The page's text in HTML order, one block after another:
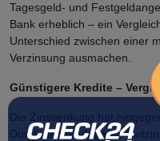
Tagesgeld- und
Bank erheblich – ein
Unterschied zwischen einer
Verzinsung ausmachen.
Günstigere Kredite –
Die Zinssenkung hat
Durch den niedrigeren